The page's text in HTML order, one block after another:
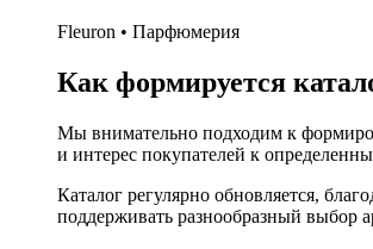
Fleuron • Парфюмерия
Как формируется
Мы внимательно подходим к
и интерес покупателей к
Каталог регулярно обновляется,
поддерживать разнообразный выбор